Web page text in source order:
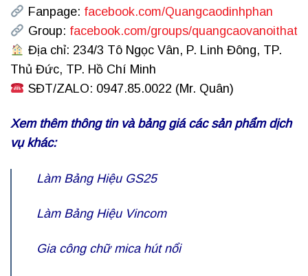
Fanpage: facebook.com/Quangcaodinhphan
Group: facebook.com/groups/quangcaovanoithat
Địa chỉ: 234/3 Tô Ngọc Vân, P. Linh Đông, TP.
Thủ Đức, TP. Hồ Chí Minh
SĐT/ZALO: 0947.85.0022 (Mr. Quân)
Xem thêm thông tin và bảng giá các sản phẩm dịch
vụ khác:
Làm Bảng Hiệu GS25
Làm Bảng Hiệu Vincom
Gia công chữ mica hút nổi